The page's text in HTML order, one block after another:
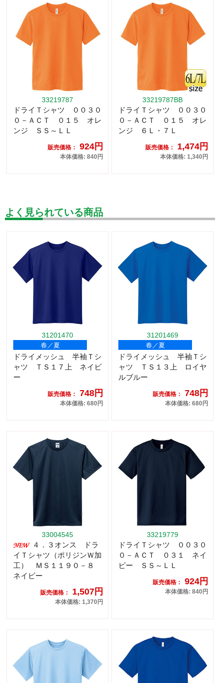
33219787
ドライＴシャツ ００３０
０－ＡＣＴ ０１５ オレ
ンジ ＳＳ～ＬＬ
販売価格： 924円
本体価格: 840円
33219787BB
ドライＴシャツ ００３０
０－ＡＣＴ ０１５ オレ
ンジ ６Ｌ・７Ｌ
販売価格： 1,474円
本体価格: 1,340円
よく見られている商品
31201470
春／夏
ドライメッシュ 半袖Ｔシ
ャツ ＴＳ１７上 ネイビ
ー
販売価格： 748円
本体価格: 680円
31201469
春／夏
ドライメッシュ 半袖Ｔシ
ャツ ＴＳ１３上 ロイヤ
ルブルー
販売価格： 748円
本体価格: 680円
33004545
４．３オンス ドラ
イＴシャツ（ポリジンＷ加
工） ＭＳ１１９０－８
ネイビー
販売価格： 1,507円
本体価格: 1,370円
33219779
ドライＴシャツ ００３０
０－ＡＣＴ ０３１ ネイ
ビー ＳＳ～ＬＬ
販売価格： 924円
本体価格: 840円